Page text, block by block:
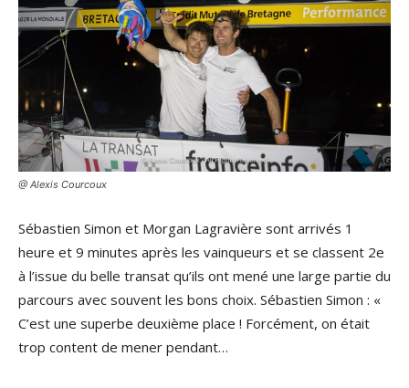
@ Alexis Courcoux
Sébastien Simon et Morgan Lagravière sont arrivés 1
heure et 9 minutes après les vainqueurs et se classent 2e
à l’issue du belle transat qu’ils ont mené une large partie du
parcours avec souvent les bons choix. Sébastien Simon : «
C’est une superbe deuxième place ! Forcément, on était
trop content de mener pendant…